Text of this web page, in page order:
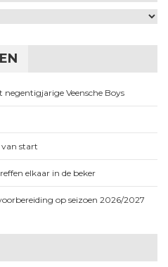
Veensche Boys
van start
elkaar in de beker
op seizoen 2026/2027